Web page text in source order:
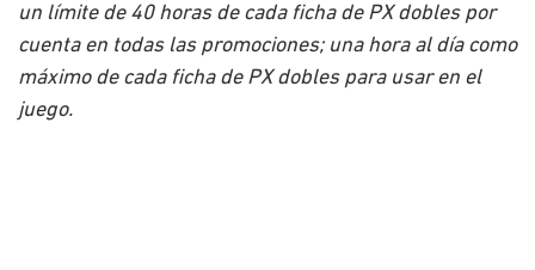
un límite de 40 horas de cada ficha de PX dobles por
cuenta en todas las promociones; una hora al día como
máximo de cada ficha de PX dobles para usar en el
juego.